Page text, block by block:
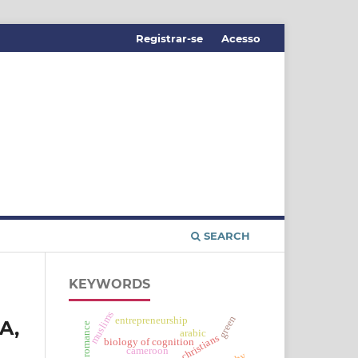
SEARCH
Registrar-se Acesso
KEYWORDS
biology of cognitionchristians
muslims arabic
romance cameroon
green
entrepreneurship